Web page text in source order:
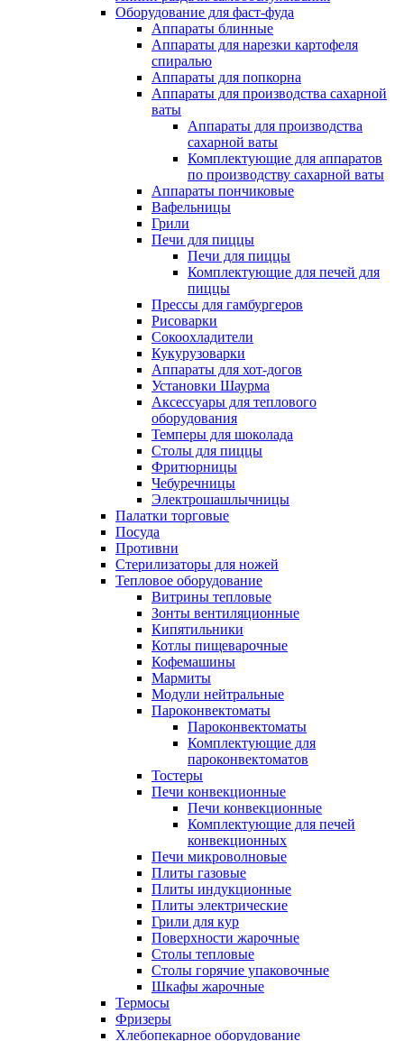
Оборудование для фаст-фуда
Аппараты блинные
Аппараты для нарезки картофеля
спиралью
Аппараты для попкорна
Аппараты для производства сахарной
ваты
Аппараты для производства
сахарной ваты
Комплектующие для аппаратов
по производству сахарной ваты
Аппараты пончиковые
Вафельницы
Грили
Печи для пиццы
Печи для пиццы
Комплектующие для печей для
пиццы
Прессы для гамбургеров
Рисоварки
Сокоохладители
Кукурузоварки
Аппараты для хот-догов
Установки Шаурма
Аксессуары для теплового
оборудования
Темперы для шоколада
Столы для пиццы
Фритюрницы
Чебуречницы
Электрошашлычницы
Палатки торговые
Посуда
Противни
Стерилизаторы для ножей
Тепловое оборудование
Витрины тепловые
Зонты вентиляционные
Кипятильники
Котлы пищеварочные
Кофемашины
Мармиты
Модули нейтральные
Пароконвектоматы
Пароконвектоматы
Комплектующие для
пароконвектоматов
Тостеры
Печи конвекционные
Печи конвекционные
Комплектующие для печей
конвекционных
Печи микроволновые
Плиты газовые
Плиты индукционные
Плиты электрические
Грили для кур
Поверхности жарочные
Столы тепловые
Столы горячие упаковочные
Шкафы жарочные
Термосы
Фризеры
Хлебопекарное оборудование